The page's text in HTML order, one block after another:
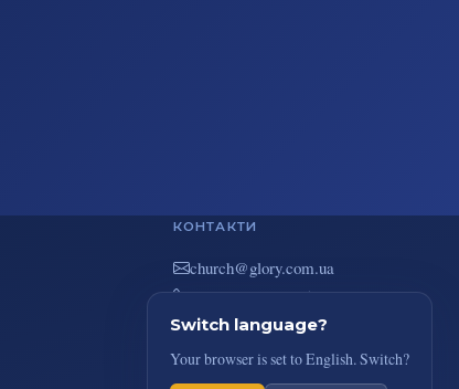
КОНТАКТИ
au.moc.yrolg@hcruhc
+38(044) 383-73-51
вул. В. Покотила 7/2, Київ
Switch language?
Your browser is set to English. Switch?